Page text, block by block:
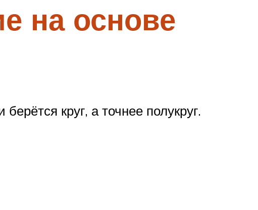
на основе
круг, а точнее полукруг.